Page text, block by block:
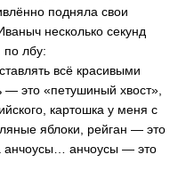
подняла свои
несколько секунд
по лбу:
всё красивыми
— это «петушиный хвост»,
картошка у меня с
яблоки, рейган — это
анчоусы… анчоусы — это